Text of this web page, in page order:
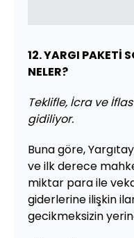
12. YARGI PAKETİ
NELER?
Teklifle, İcra ve
gidiliyor.
Buna göre,
ve ilk derece
miktar para ile
giderlerine ilişkin
gecikmeksizin